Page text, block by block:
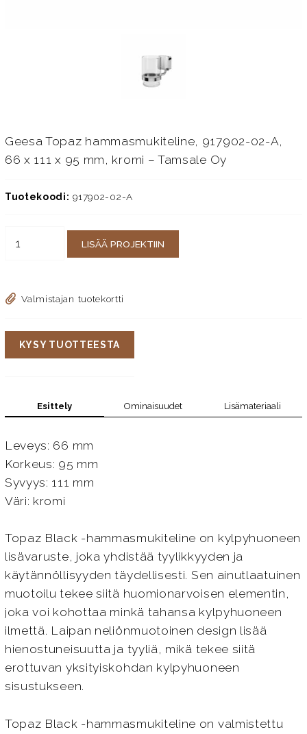
Geesa Topaz hammasmukiteline, 917902-02-A,
66 x 111 x 95 mm, kromi – Tamsale Oy
Tuotekoodi: 917902-02-A
LISÄÄ PROJEKTIIN
Valmistajan tuotekortti
KYSY TUOTTEESTA
Esittely Ominaisuudet Lisämateriaali
Leveys: 66 mm
Korkeus: 95 mm
Syvyys: 111 mm
Väri: kromi
Topaz Black -hammasmukiteline on kylpyhuoneen
lisävaruste, joka yhdistää tyylikkyyden ja
käytännöllisyyden täydellisesti. Sen ainutlaatuinen
muotoilu tekee siitä huomionarvoisen elementin,
joka voi kohottaa minkä tahansa kylpyhuoneen
ilmettä. Laipan neliönmuotoinen design lisää
hienostuneisuutta ja tyyliä, mikä tekee siitä
erottuvan yksityiskohdan kylpyhuoneen
sisustukseen.
Topaz Black -hammasmukiteline on valmistettu